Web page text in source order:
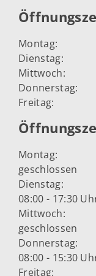
Montag:
Dienstag:
Mittwoch:
Donnerstag:
Freitag:
Montag:
geschlossen
Dienstag:
08:00 - 17:30
Mittwoch:
geschlossen
Donnerstag:
08:00 - 15:30
Freitag: